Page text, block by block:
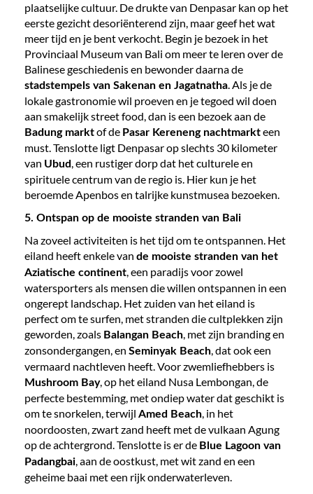
plaatselijke cultuur. De drukte van Denpasar kan op het
eerste gezicht desoriënterend zijn, maar geef het wat
meer tijd en je bent verkocht. Begin je bezoek in het
Provinciaal Museum van Bali om meer te leren over de
Balinese geschiedenis en bewonder daarna de
stadstempels van Sakenan en Jagatnatha. Als je de
lokale gastronomie wil proeven en je tegoed wil doen
aan smakelijk street food, dan is een bezoek aan de
Badung marktof de Pasar Kereneng nachtmarkteen
must. Tenslotte ligt Denpasar op slechts 30 kilometer
van Ubud, een rustiger dorp dat het culturele en
spirituele centrum van de regio is. Hier kun je het
beroemde Apenbos en talrijke kunstmusea bezoeken.
5. Ontspan op de mooiste stranden van Bali
Na zoveel activiteiten is het tijd om te ontspannen. Het
eiland heeft enkele van de mooiste stranden van het
Aziatische continent, een paradijs voor zowel
watersporters als mensen die willen ontspannen in een
ongerept landschap. Het zuiden van het eiland is
perfect om te surfen, met stranden die cultplekken zijn
geworden, zoals Balangan Beach, met zijn branding en
zonsondergangen, en Seminyak Beach, dat ook een
vermaard nachtleven heeft. Voor zwemliefhebbers is
Mushroom Bay, op het eiland Nusa Lembongan, de
perfecte bestemming, met ondiep water dat geschikt is
om te snorkelen, terwijl Amed Beach, in het
noordoosten, zwart zand heeft met de vulkaan Agung
op de achtergrond. Tenslotte is er de Blue Lagoon van
Padangbai, aan de oostkust, met wit zand en een
geheime baai met een rijk onderwaterleven.